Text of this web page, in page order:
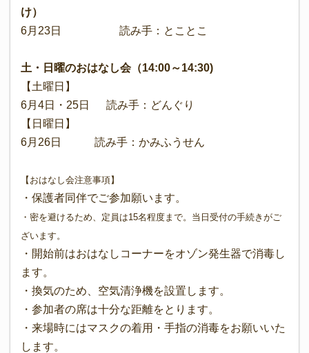
け）
6月23日 読み手：とことこ
土・日曜のおはなし会（14:00～14:30)
【土曜日】
6月4日・25日 読み手：どんぐり
【日曜日】
6月26日 読み手：かみふうせん
【おはなし会注意事項】
・保護者同伴でご参加願います。
・密を避けるため、定員は15名程度まで。当日受付の手続きがご
ざいます。
・開始前はおはなしコーナーをオゾン発生器で消毒し
ます。
・換気のため、空気清浄機を設置します。
・参加者の席は十分な距離をとります。
・来場時にはマスクの着用・手指の消毒をお願いいた
します。